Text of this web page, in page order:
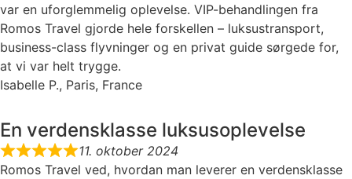
var en uforglemmelig oplevelse. VIP-behandlingen fra
Romos Travel gjorde hele forskellen – luksustransport,
business-class flyvninger og en privat guide sørgede for,
at vi var helt trygge.
Isabelle P., Paris, France
En verdensklasse luksusoplevelse
11. oktober 2024
Romos Travel ved, hvordan man leverer en verdensklasse